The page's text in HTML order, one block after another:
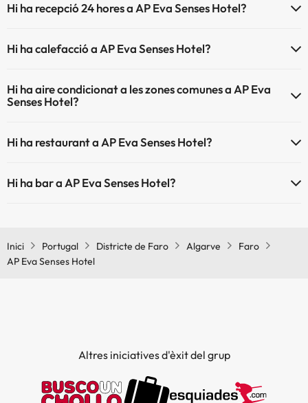
poden ser de pagament).
Hi ha recepció 24 hores a AP Eva Senses Hotel?
Hi ha calefacció a AP Eva Senses Hotel?
Hi ha aire condicionat a les zones comunes a AP Eva
Senses Hotel?
Hi ha restaurant a AP Eva Senses Hotel?
Hi ha bar a AP Eva Senses Hotel?
Inici Portugal Districte de Faro Algarve
Faro
AP Eva Senses Hotel
Altres iniciatives d'èxit del grup